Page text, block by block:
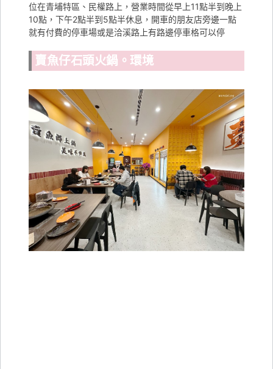
位在青埔特區、民權路上，營業時間從早上11點半到晚上
10點，下午2點半到5點半休息，開車的朋友店旁邊一點
就有付費的停車場或是洽溪路上有路邊停車格可以停
賣魚仔石頭火鍋。環境